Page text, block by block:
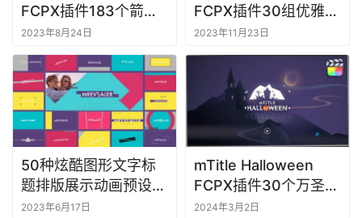
FCPX插件183个箭头
图标元素动画
2023年8月24日
FCPX插件30组优雅简
约线条动画LOGO片头
视频
2023年11月23日
50种炫酷图形文字标
题排版展示动画预设
FCPX插件mRevealer
2023年6月17日
mTitle Halloween
FCPX插件30个万圣节
主题文字标题+5组背
2024年3月2日